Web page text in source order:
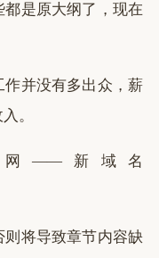
是原大纲了，现在
并没有多出众，薪
。
网——新域名
将导致章节内容缺